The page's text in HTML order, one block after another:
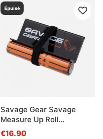
Épuisé
Savage Gear Savage
Measure Up Roll
13x130cm
€16.90